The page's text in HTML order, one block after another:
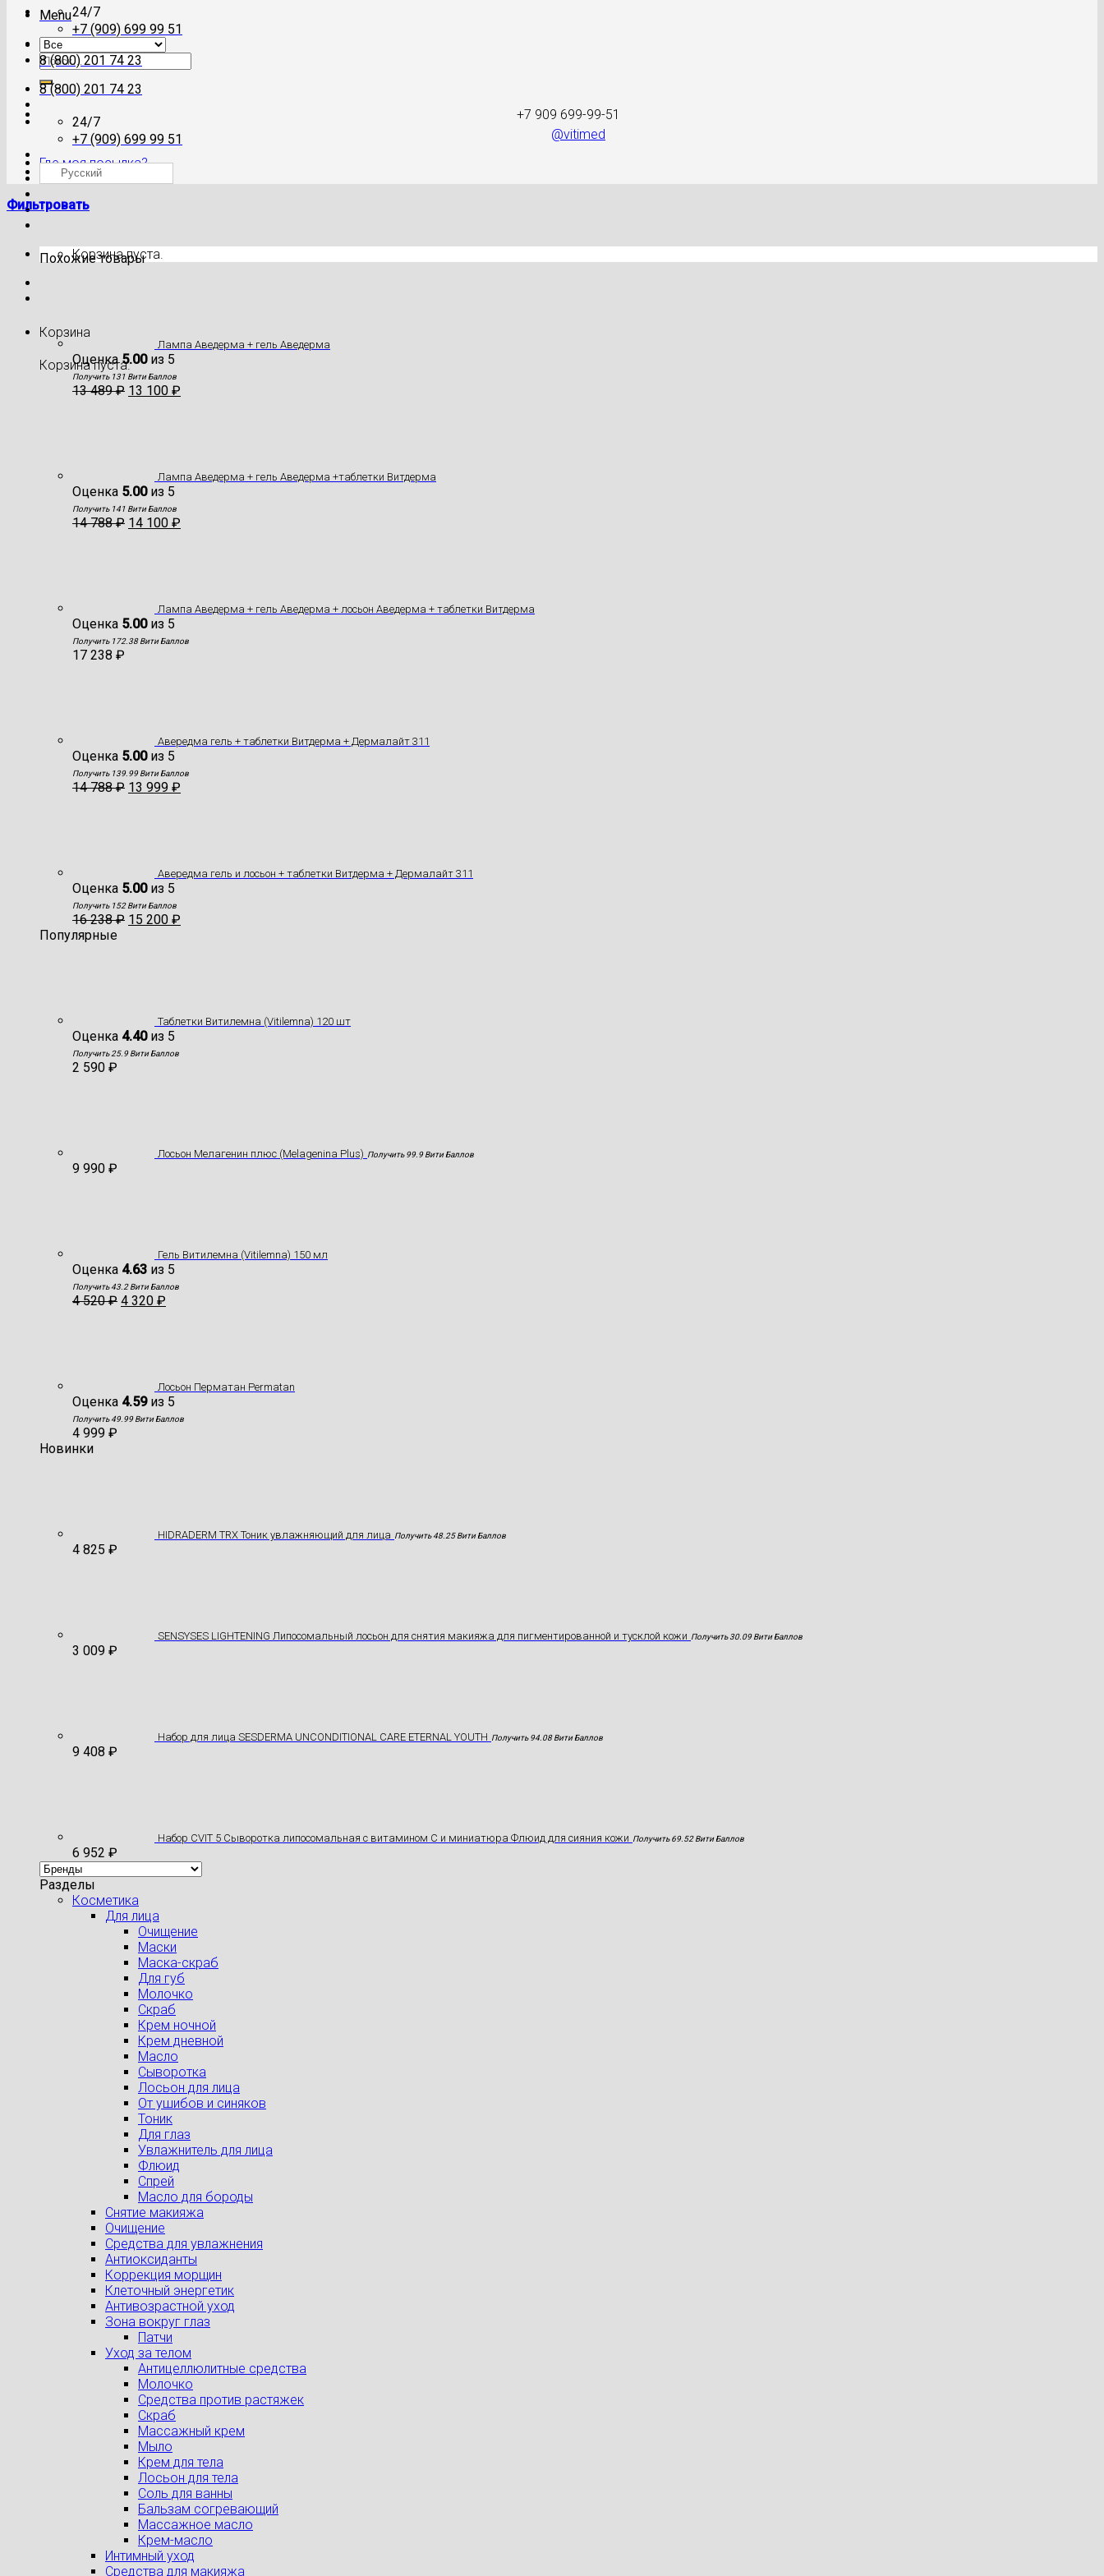
Menu
Искать:
+7 909 699-99-51
@vitimed
Где моя посылка?
Корзина пуста.
Корзина
Корзина пуста.
24/7
+7 (909) 699 99 51
8 (800) 201 74 23
8 (800) 201 74 23
24/7
+7 (909) 699 99 51
Русский
Фильтровать
Похожие товары
Лампа Аведерма + гель Аведерма
Оценка5.00из 5
Получить 131 Вити Баллов
13 489₽ 13 100 ₽
Лампа Аведерма + гель Аведерма +таблетки Витдерма
Оценка 5.00из 5
Получить 141 Вити Баллов
14 788₽ 14 100 ₽
Лампа Аведерма + гель Аведерма + лосьон Аведерма + таблетки Витдерма
Оценка 5.00из 5
Получить 172.38 Вити Баллов
17 238 ₽
Авередма гель + таблетки Витдерма + Дермалайт 311
Оценка 5.00из 5
Получить 139.99 Вити Баллов
14 788₽ 13 999 ₽
Авередма гель и лосьон + таблетки Витдерма + Дермалайт 311
Оценка 5.00из 5
Получить 152 Вити Баллов
16 238₽ 15 200 ₽
Популярные
Таблетки Витилемна (Vitilemna) 120 шт
Оценка 4.40из 5
Получить 25.9 Вити Баллов
2 590 ₽
Лосьон Мелагенин плюс (Melagenina Plus) Получить 99.9 Вити Баллов
9 990 ₽
Гель Витилемна (Vitilemna) 150 мл
Оценка 4.63 из 5
Получить 43.2 Вити Баллов
4 520₽ 4 320 ₽
Лосьон Перматан Permatan
Оценка 4.59из 5
Получить 49.99 Вити Баллов
4 999 ₽
Новинки
HIDRADERM TRX Тоник увлажняющий для лица Получить 48.25 Вити Баллов
4 825 ₽
SENSYSES LIGHTENING Липосомальный лосьон для снятия макияжа для пигментированной и тусклой кожи Получить 30.09 Вити Баллов
3 009 ₽
Hабор для лица SESDERMA UNCONDITIONAL CARE ETERNAL YOUTH Получить 94.08 Вити Баллов
9 408 ₽
Набор CVIT 5 Сыворотка липосомальная с витамином С и миниатюра Флюид для сияния кожи Получить 69.52 Вити Баллов
6 952 ₽
Разделы
Косметика
Для лица
Очищение
Маски
Маска-скраб
Для губ
Молочко
Скраб
Крем ночной
Крем дневной
Масло
Сыворотка
Лосьон для лица
От ушибов и синяков
Тоник
Для глаз
Увлажнитель для лица
Флюид
Спрей
Масло для бороды
Снятие макияжа
Очищение
Средства для увлажнения
Антиоксиданты
Коррекция морщин
Клеточный энергетик
Антивозрастной уход
Зона вокруг глаз
Патчи
Уход за телом
Антицеллюлитные средства
Молочко
Средства против растяжек
Скраб
Массажный крем
Мыло
Крем для тела
Лосьон для тела
Соль для ванны
Бальзам согревающий
Массажное масло
Крем-масло
Интимный уход
Средства для макияжа